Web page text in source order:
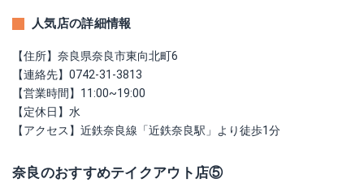
人気店の詳細情報
【住所】奈良県奈良市東向北町6
【連絡先】0742-31-3813
【営業時間】11:00~19:00
【定休日】水
【アクセス】近鉄奈良線「近鉄奈良駅」より徒歩1分
奈良のおすすめテイクアウト店⑤